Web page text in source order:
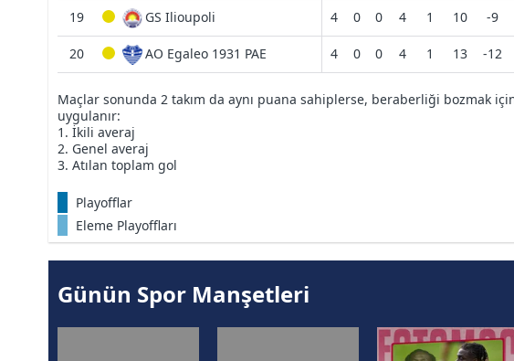
19 GS Ilioupoli 4 0 0 4 1 10 -9
20 AO Egaleo 1931 PAE 4 0 0 4 1 13 -12
Maçlar sonunda 2 takım da aynı puana sahiplerse, beraberliği bozmak
uygulanır:
1. İkili averaj
2. Genel averaj
3. Atılan toplam gol
Playofflar
Eleme Playoffları
Günün Spor Manşetleri